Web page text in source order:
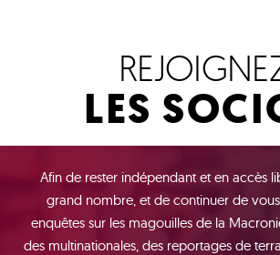
LES
Afin de rester indépendant et en accès
grand nombre, et de continuer de
enquêtes sur les magouilles de la
des multinationales, des reportages de